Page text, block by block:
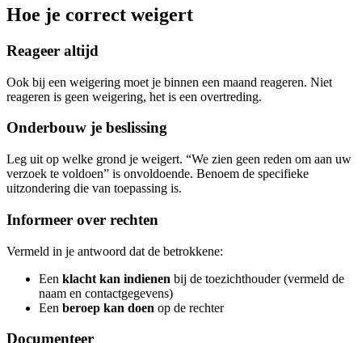
Hoe je correct weigert
Reageer altijd
Ook bij een weigering moet je binnen een maand reageren. Niet
reageren is geen weigering, het is een overtreding.
Onderbouw je beslissing
Leg uit op welke grond je weigert. “We zien geen reden om aan uw
verzoek te voldoen” is onvoldoende. Benoem de specifieke
uitzondering die van toepassing is.
Informeer over rechten
Vermeld in je antwoord dat de betrokkene:
Een klacht kan indienen bij de toezichthouder (vermeld de
naam en contactgegevens)
Een beroep kan doen op de rechter
Documenteer